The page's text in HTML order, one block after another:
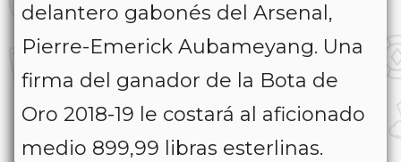
delantero gabonés del Arsenal,
Pierre-Emerick Aubameyang. Una
firma del ganador de la Bota de
Oro 2018-19 le costará al aficionado
medio 899,99 libras esterlinas.